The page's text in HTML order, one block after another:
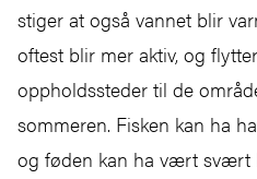
stiger at også vannet blir
oftest blir mer aktiv, og
oppholdssteder til de
sommeren. Fisken kan ha
og føden kan ha vært svært